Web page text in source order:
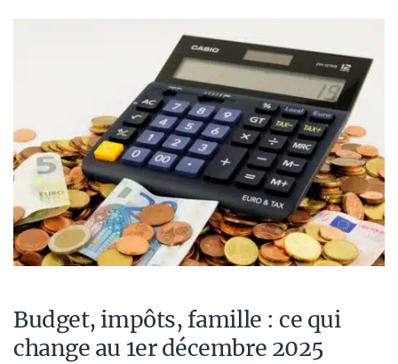
Budget, impôts, famille : ce qui
change au 1er décembre 2025